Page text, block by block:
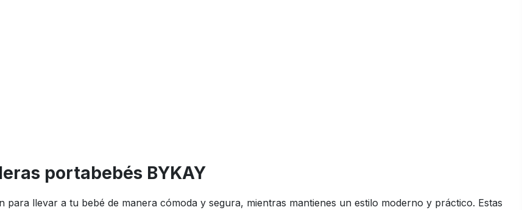
portabebés BYKAY
llevar a tu bebé de manera cómoda y segura, mientras mantienes un estilo moderno y práctico. Estas